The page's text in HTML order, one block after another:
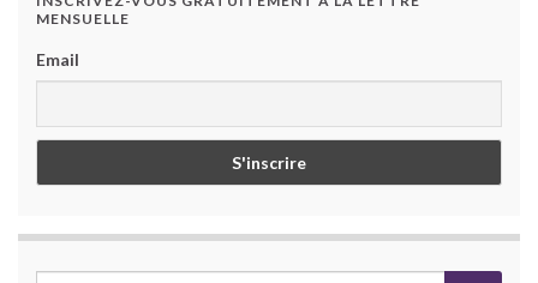
MENSUELLE
Email